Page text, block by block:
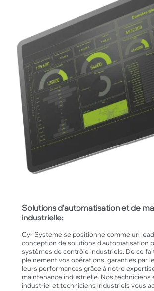
Solutions d’automatisation et de
industrielle:
Cyr Système se positionne comme un
conception de solutions d’automatisation
systèmes de contrôle industriels. De ce
pleinement vos opérations, garanties par
leurs performances grâce à notre
maintenance industrielle. Nos techniciens
industriel et techniciens industriels vous